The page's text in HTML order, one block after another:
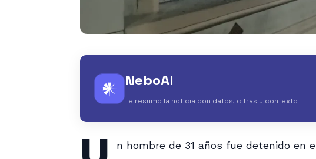
𒀭 NeboAI
Te resumo la noticia con datos, cifras y contexto
n hombre de 31 años fue detenido en